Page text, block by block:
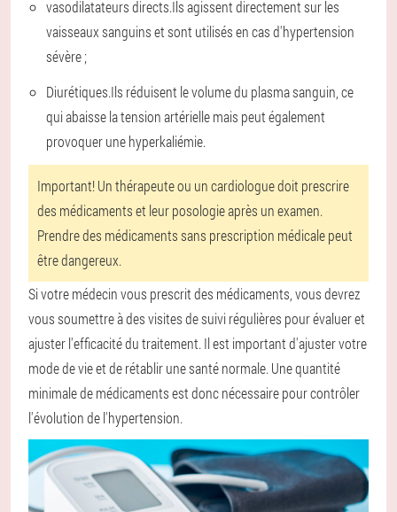
vasodilatateurs directs.Ils agissent directement sur les
vaisseaux sanguins et sont utilisés en cas d'hypertension
sévère ;
Diurétiques.Ils réduisent le volume du plasma sanguin, ce
qui abaisse la tension artérielle mais peut également
provoquer une hyperkaliémie.
Important! Un thérapeute ou un cardiologue doit prescrire
des médicaments et leur posologie après un examen.
Prendre des médicaments sans prescription médicale peut
être dangereux.
Si votre médecin vous prescrit des médicaments, vous devrez
vous soumettre à des visites de suivi régulières pour évaluer et
ajuster l'efficacité du traitement. Il est important d'ajuster votre
mode de vie et de rétablir une santé normale. Une quantité
minimale de médicaments est donc nécessaire pour contrôler
l'évolution de l'hypertension.